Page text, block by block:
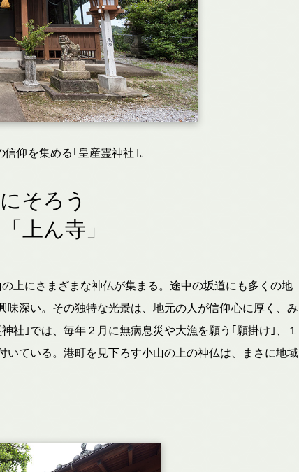
仰を集める｢皇産霊神社｣。
そろう
上ん寺」
上にさまざまな神仏が集まる。途中の坂道にも多くの地
深い。その独特な光景は、地元の人が信仰心に厚く、み
社｣では、毎年２月に無病息災や大漁を願う｢願掛け｣、１
いている。港町を見下ろす小山の上の神仏は、まさに地域